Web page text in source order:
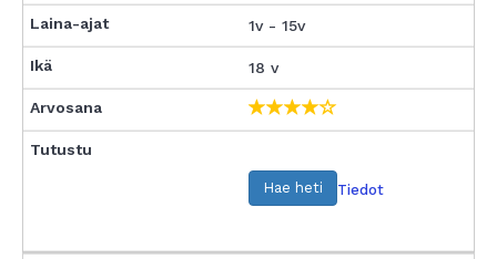
1v - 15v
18 v
Hae heti Tiedot